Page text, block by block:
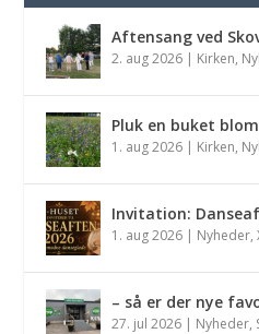
Aftensang ved
2. aug 2026 | Kirken,
Pluk en buket
1. aug 2026 | Kirken,
Invitation:
1. aug 2026 | Nyheder,
– så er der nye
27. jul 2026 | Nyheder,